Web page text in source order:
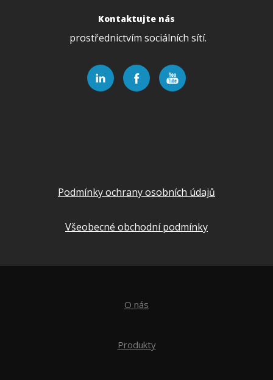
Kontaktujte nás
prostřednictvím sociálních sítí.
Podmínky ochrany osobních údajů
Všeobecné obchodní podmínky
O nás
Produkty